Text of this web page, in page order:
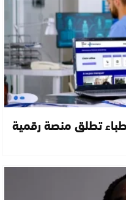
تطلق منصة رقمية